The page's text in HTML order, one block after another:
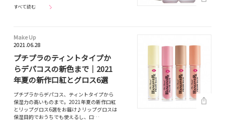
すべて読む
Make Up
2021.06.28
プチプラのティントタイプか
らデパコスの新色まで｜2021
年夏の新作口紅とグロス6選
プチプラからデパコス、ティントタイプから
保湿力の高いものまで。2021年夏の新作口紅
とリップグロス6選をお届け♪リップグロスは
保湿目的でおうちでも使えるし、口…